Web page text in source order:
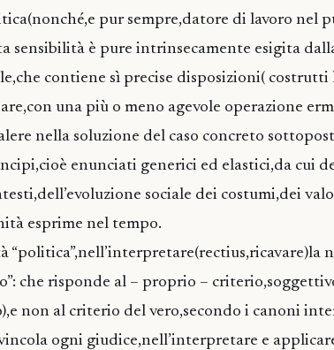
pur sempre,datore di lavoro nel
sensibilità è pure intrinsecamente esigita
contiene sì precise disposizioni( costrutti
una più o meno agevole operazione
nella soluzione del caso concreto
enunciati generici ed elastici,da cui
sociale dei costumi,dei
esprime nel tempo.
“politica”,nell’interpretare(rectius,ricavare)la
che risponde al – proprio –
non al criterio del vero,secondo i canoni
ogni giudice,nell’interpretare e